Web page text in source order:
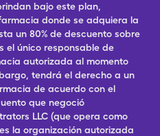
bajo este plan,
donde se adquiera la
un 80% de descuento sobre
el único responsable de
autorizada al momento
tendrá el derecho a un
de acuerdo con el
que negoció
LLC (que opera como
la organización autorizada